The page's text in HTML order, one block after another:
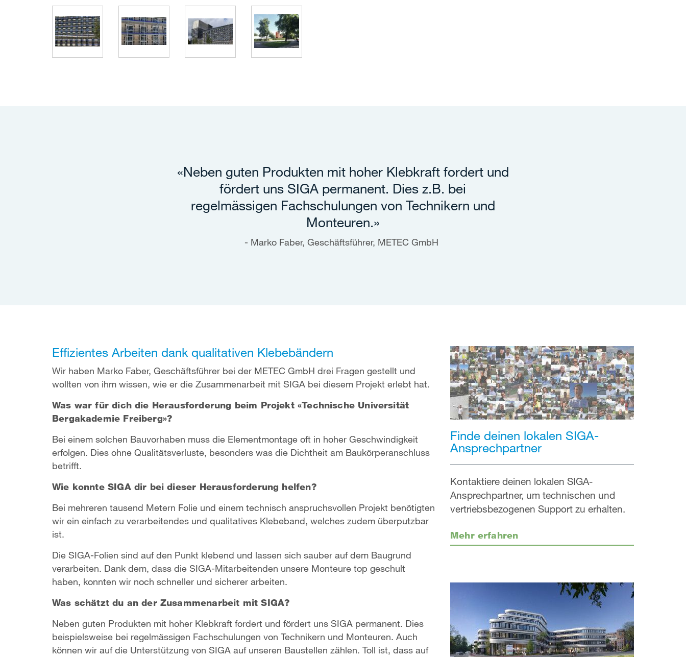
«Neben guten Produkten mit hoher Klebkraft fordert und
fördert uns SIGA permanent. Dies z.B. bei
regelmässigen Fachschulungen von Technikern und
Monteuren.»
Marko Faber, Geschäftsführer, METEC GmbH
Effizientes Arbeiten dank qualitativen Klebebändern
Wir haben Marko Faber, Geschäftsführer bei der METEC GmbH drei Fragen gestellt und
wollten von ihm wissen, wie er die Zusammenarbeit mit SIGA bei diesem Projekt erlebt hat.
Was war für dich die Herausforderung beim Projekt «Technische Universität
Bergakademie Freiberg»?
Bei einem solchen Bauvorhaben muss die Elementmontage oft in hoher Geschwindigkeit
erfolgen. Dies ohne Qualitätsverluste, besonders was die Dichtheit am Baukörperanschluss
betrifft.
Wie konnte SIGA dir bei dieser Herausforderung helfen?
Bei mehreren tausend Metern Folie und einem technisch anspruchsvollen Projekt benötigten
wir ein einfach zu verarbeitendes und qualitatives Klebeband, welches zudem überputzbar
ist.
Die SIGA-Folien sind auf den Punkt klebend und lassen sich sauber auf dem Baugrund
verarbeiten. Dank dem, dass die SIGA-Mitarbeitenden unsere Monteure top geschult
haben, konnten wir noch schneller und sicherer arbeiten.
Was schätzt du an der Zusammenarbeit mit SIGA?
Neben guten Produkten mit hoher Klebkraft fordert und fördert uns SIGA permanent. Dies
beispielsweise bei regelmässigen Fachschulungen von Technikern und Monteuren. Auch
können wir auf die Unterstützung von SIGA auf unseren Baustellen zählen. Toll ist, dass auf
Finde deinen lokalen SIGA-
Ansprechpartner
Kontaktiere deinen lokalen SIGA-
Ansprechpartner, um technischen und
vertriebsbezogenen Support zu erhalten.
Mehr erfahren